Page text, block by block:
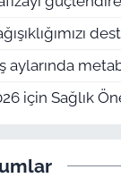
aylarında
için Sağlık